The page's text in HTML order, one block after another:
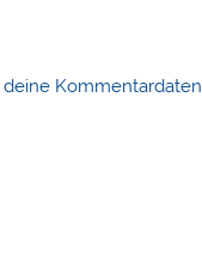
Kommentardaten